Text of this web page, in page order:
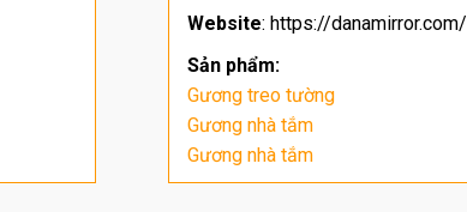
Website: https://danamirror.com/
Sản phẩm:
Gương treo tường
Gương nhà tắm
Gương nhà tắm